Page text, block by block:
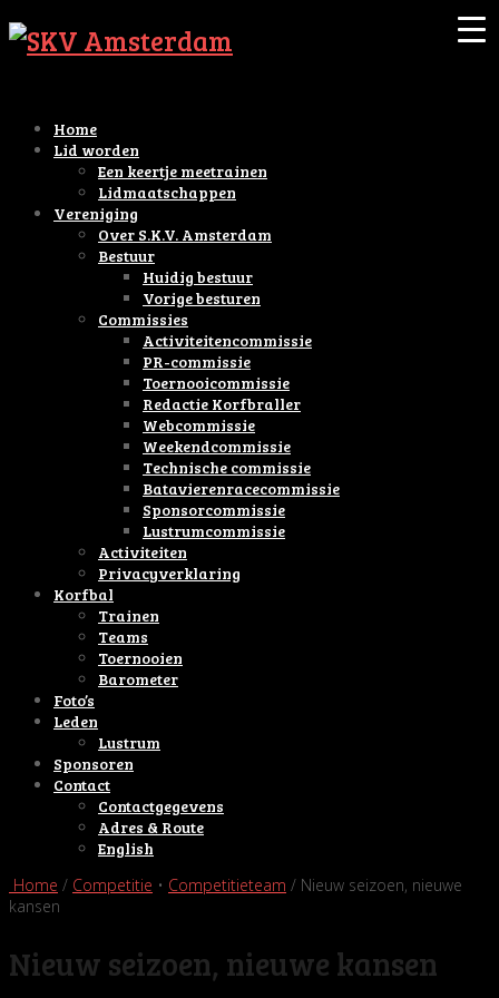
Home
Lid worden
Een keertje meetrainen
Lidmaatschappen
Vereniging
Over S.K.V. Amsterdam
Bestuur
Huidig bestuur
Vorige besturen
Commissies
Activiteitencommissie
PR-commissie
Toernooicommissie
Redactie Korfbraller
Webcommissie
Weekendcommissie
Technische commissie
Batavierenracecommissie
Sponsorcommissie
Lustrumcommissie
Activiteiten
Privacyverklaring
Korfbal
Trainen
Teams
Toernooien
Barometer
Foto’s
Leden
Lustrum
Sponsoren
Contact
Contactgegevens
Adres & Route
English
Home / Competitie • Competitieteam / Nieuw seizoen, nieuwe
kansen
Nieuw seizoen, nieuwe kansen